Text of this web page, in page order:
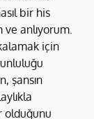
bir his
anlıyorum.
için
şansın
olduğunu